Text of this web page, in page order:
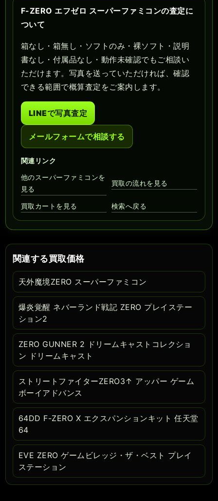
F-ZERO エフゼロ スーパーファミコンの査定に
ついて
箱なし・箱無し・ソフトのみ・裸ソフト・説明
書なし・付属品なし・動作未確認でもご相談い
ただけます。写真を送っていただければ、確認
できる範囲で概算査定をご案内します。
LINEで写真査定
メールフォームで相談する
関連リンク
他のスーパーファミコンを
見る
買取の流れを見る
買取カートを見る 検索へ戻る
関連する買取価格
天外魔境ZERO スーパーファミコン
爆炎覚醒 ネバーランド戦記 ZERO プレイステー
ション2
ZERO GUNNER 2 ドリームキャストコレクショ
ン ドリームキャスト
ストリートファイターZERO3↑ アッパー ゲーム
ボーイアドバンス
64DD F-ZERO X エクスパンションキット 任天堂
64
EVE ZERO ゲームビレッジ・ザ・ベスト プレイ
ステーション